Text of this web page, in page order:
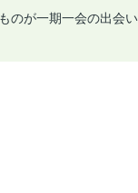
のが一期一会の出会